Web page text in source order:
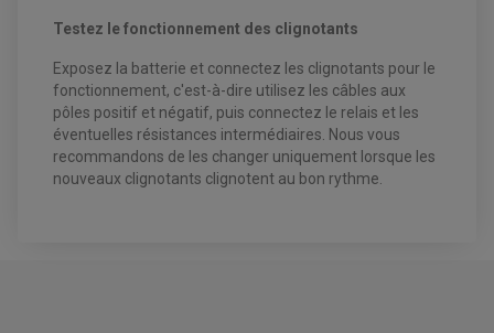
KIT RABAISSEMENT MOTO
KIT STREET BIKE
LEVIER D'EMBRAYAGE
OPTIQUE TYPE ORIGINE
PÉDALE DE FREIN
REPOSE PIED TYPE ORIGINE
RETROVISEUR MOTO TYPE ORIGINE
SÉLECTEUR DE VITESSE
BULLE / PARE-BRISE
RÉTROVISEUR TYPE ORIGINE
PIÈCE MOTEUR
GALET DE VARIATEUR
COURROIE
VARIATEUR SCOOTER
POMPE A ESSENCE
Testez le fonctionnement des clignotants
Exposez la batterie et connectez les clignotants pour le
fonctionnement, c'est-à-dire utilisez les câbles aux
pôles positif et négatif, puis connectez le relais et les
éventuelles résistances intermédiaires. Nous vous
recommandons de les changer uniquement lorsque les
nouveaux clignotants clignotent au bon rythme.